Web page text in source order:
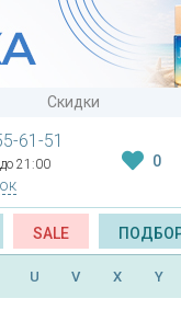
Скидки
61-51
21:00 0
SALE
U V X Y